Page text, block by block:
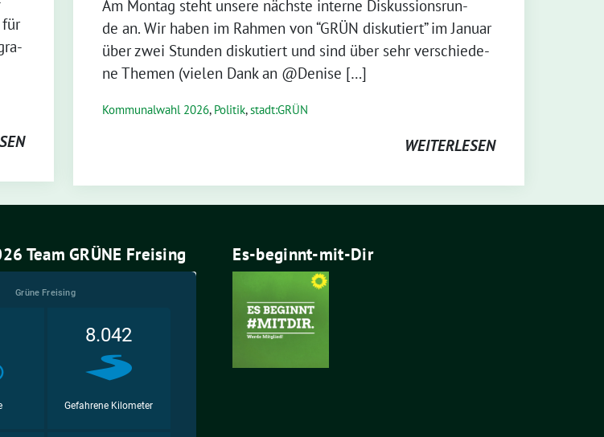
Am Mon­tag steht unse­re nächs­te inter­ne Dis­kus­si­ons­run­
de an. Wir haben im Rah­men von “GRÜN dis­ku­tiert” im Janu­ar
über zwei Stun­den dis­ku­tiert und sind über sehr ver­schie­de­
ne The­men (vie­len Dank an @Denise […]
Kommunalwahl 2026, Politik,stadt:GRÜN
WEITERLESEN
Team GRÜNE Freising Es-beginnt-mit-Dir